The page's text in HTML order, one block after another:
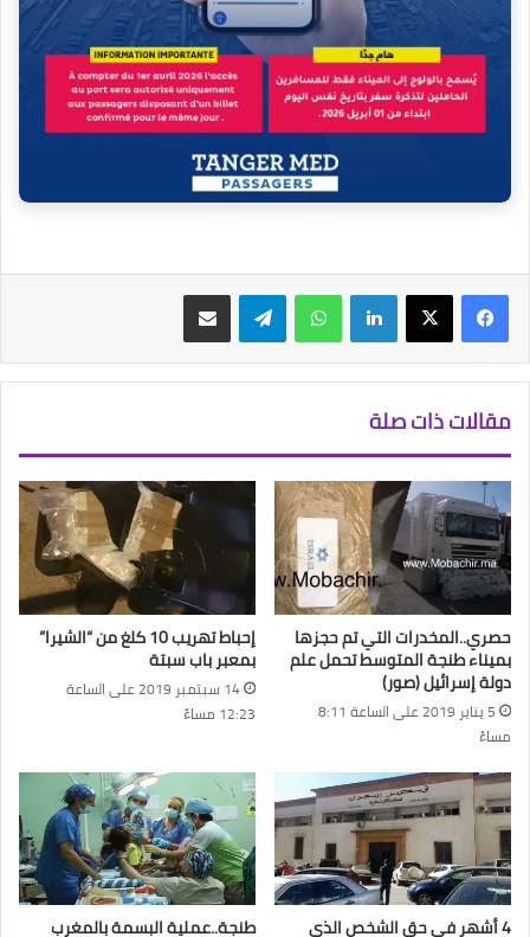
فيسبوك‫X لينكدإن واتساب تيلقرام مشاركة عبر البريد
مقالات ذات صلة
حصري..المخدرات التي تم حجزها
بميناء طنجة المتوسط تحمل علم
دولة إسرائيل (صور)
5 يناير 2019 على الساعة 8:11
مساءً
إحباط تهريب 10 كلغ من “الشيرا”
بمعبر باب سبتة
14 سبتمبر 2019 على الساعة
12:23 مساءً
4 أشهر في حق الشخص الذي طنجة..عملية البسمة بالمغرب